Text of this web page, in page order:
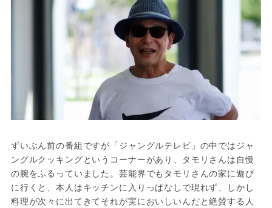
ずいぶん前の番組ですが「ジャングルテレビ」の中ではジャ
ングルクッキングというコーナーがあり、タモリさんは自慢
の腕をふるっていました。芸能界でもタモリさんの家に遊び
に行くと、本人はキッチンに入りっぱなしで現れず、しかし
料理が次々に出てきてそれが実においしいんだと絶賛する人